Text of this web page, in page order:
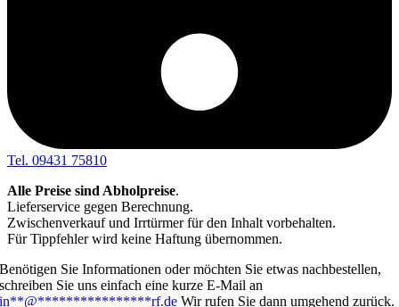
Tel. 09431 75810
Alle Preise sind Abholpreise.
Lieferservice gegen Berechnung.
Zwischenverkauf und Irrtürmer für den Inhalt vorbehalten.
Für Tippfehler wird keine Haftung übernommen.
Benötigen Sie Informationen oder möchten Sie etwas nachbestellen,
schreiben Sie uns einfach eine kurze E-Mail an
in**@****************rf.de Wir rufen Sie dann umgehend zurück.